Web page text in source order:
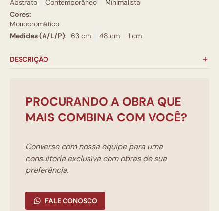
Abstrato
Contemporâneo
Minimalista
Cores:
Monocromático
Medidas (A/L/P): 63 cm 48 cm 1 cm
DESCRIÇÃO
PROCURANDO A OBRA QUE
MAIS COMBINA COM VOCÊ?
Converse com nossa equipe para uma
consultoria exclusíva com obras de sua
preferência.
FALE CONOSCO